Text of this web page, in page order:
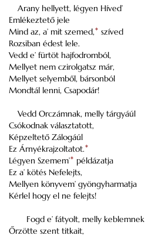
Arany hellyett, légyen Híved’
Emlékeztető jele
Mind az, a’ mit szemed,* szíved
Rozsiban édest lele.
Vedd e’ fürtöt hajfodromból,
Mellyet nem czirolgatsz már,
Mellyet selyemből, bársonból
Mondtál lenni, Csapodár!
Vedd Orczámnak, melly tárgyáúl
Csókodnak választatott,
Képzeltető Zálogáúl
Ez Árnyékrajzoltatot.*
Légyen Szemem’* példázatja
Ez a’ kötés Nefelejts,
Mellyen könyvem’ gyöngyharmatja
Kérlel hogy el ne felejts!
Fogd e’ fátyolt, melly keblemnek
Őrzötte szent titkait,